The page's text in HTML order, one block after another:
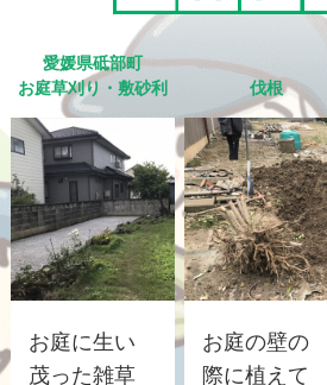
愛媛県砥部町
お庭草刈り・敷砂利
お庭に生い
茂った雑草
伐根
お庭の壁の
際に植えて